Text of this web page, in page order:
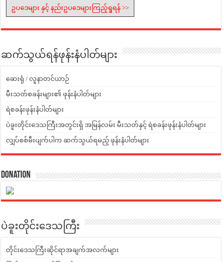
ဥပဒေများ နှင့် နည်းဥပဒေများကြည့်ရှုရန် >>
ဆက်သွယ်ရန်ဖုန်းနံပါတ်များ
ဆေးရုံ / လူနာတင်ယာဉ်
မီးသတ်စခန်းများ၏ ဖုန်းနံပါတ်များ
ရဲစခန်းဖုန်းနံပါတ်များ
ပဲခူးတိုင်းဒေသကြီးအတွင်းရှိ အမြန်လမ်း မီးသတ်နှင့် ရဲစခန်းဖုန်းနံပါတ်များ
လျှပ်စစ်မီးပျက်ပါက ဆက်သွယ်ရမည့် ဖုန်းနံပါတ်များ
Donation
ပဲခူးတိုင်းဒေသကြီး
တိုင်းဒေသကြီးဆိုင်ရာအချက်အလက်များ